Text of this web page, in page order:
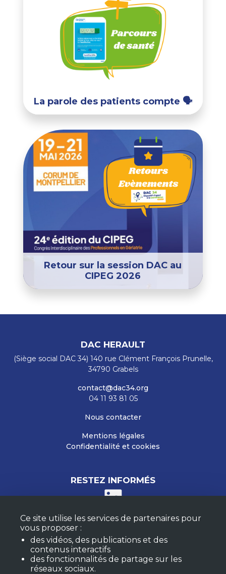
La parole des patients compte 🗣️
Retour sur la session DAC au
CIPEG 2026
DAC HERAULT
(Siège social DAC 34) 140 rue Clément François Prunelle,
34790 Grabels
contact@dac34.org
04 11 93 81 05
Nous contacter
Mentions légales
Confidentialité et cookies
RESTEZ INFORMÉS
M'ABONNER À LA NEWSLETTER
FAQ
Ce site utilise les services de partenaires pour
vous proposer :
des vidéos, des publications et des
contenus interactifs
des fonctionnalités de partage sur les
réseaux sociaux.